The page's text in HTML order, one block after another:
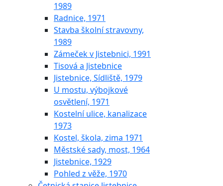
1989
Radnice, 1971
Stavba školní stravovny,
1989
Zámeček v Jistebnici, 1991
Tisová a Jistebnice
Jistebnice, Sídliště, 1979
U mostu, výbojkové
osvětlení, 1971
Kostelní ulice, kanalizace
1973
Kostel, škola, zima 1971
Městské sady, most, 1964
Jistebnice, 1929
Pohled z věže, 1970